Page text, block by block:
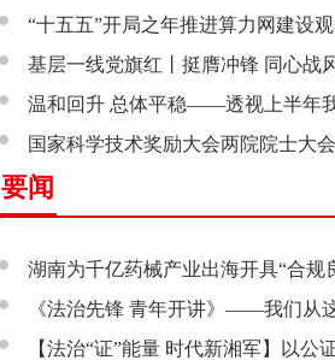
“十五五”开局之年推进算力网建设
基层一线党旗红丨挺膺冲锋 同心战
温和回升 总体平稳——透视上半年
国家科学技术奖励大会两院院士大
十一次全国代表大会在京召开
要闻
湖南为千亿药械产业出海开具“合规
《法治先锋 青年开讲》——我们从
【法治“证”能量 时代新湘军】以公